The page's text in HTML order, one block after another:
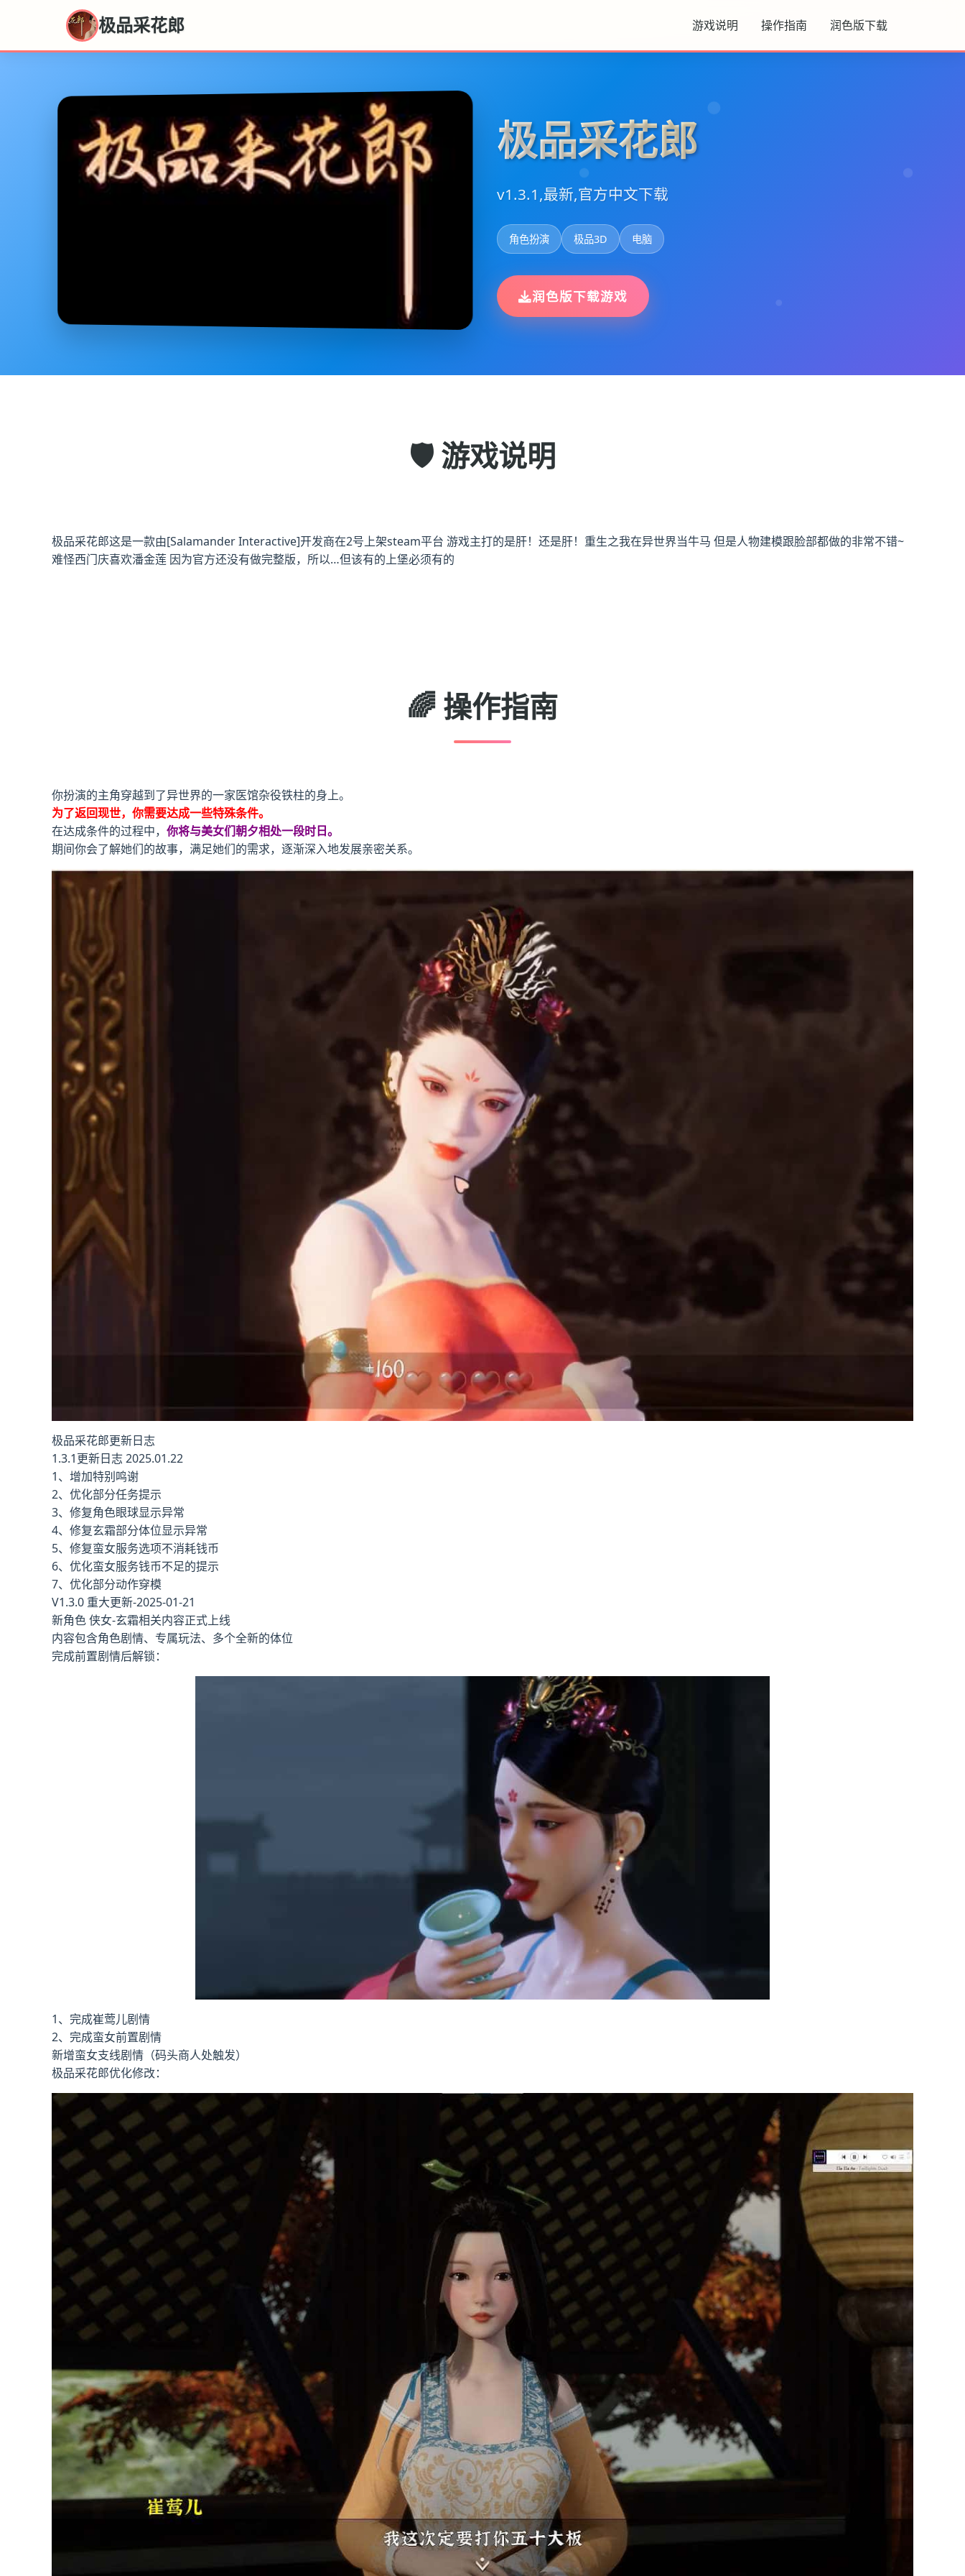
极品采花郎 游戏说明 操作指南 润色版下载
极品采花郎
v1.3.1,最新,官方中文下载
角色扮演 极品3D 电脑
润色版下载游戏
🛡️ 游戏说明
极品采花郎这是一款由[Salamander Interactive]开发商在2号上架steam平台 游戏主打的是肝！还是肝！重生之我在异世界当牛马 但是人物建模跟脸部都做的非常不错~
难怪西门庆喜欢潘金莲 因为官方还没有做完整版，所以…但该有的上堡必须有的
🌈 操作指南
你扮演的主角穿越到了异世界的一家医馆杂役铁柱的身上。
为了返回现世，你需要达成一些特殊条件。
在达成条件的过程中， 你将与美女们朝夕相处一段时日。
期间你会了解她们的故事，满足她们的需求，逐渐深入地发展亲密关系。
极品采花郎更新日志
1.3.1更新日志 2025.01.22
1、增加特别鸣谢
2、优化部分任务提示
3、修复角色眼球显示异常
4、修复玄霜部分体位显示异常
5、修复蛮女服务选项不消耗钱币
6、优化蛮女服务钱币不足的提示
7、优化部分动作穿模
V1.3.0 重大更新-2025-01-21
新角色 侠女-玄霜相关内容正式上线
内容包含角色剧情、专属玩法、多个全新的体位
完成前置剧情后解锁：
1、完成崔莺儿剧情
2、完成蛮女前置剧情
新增蛮女支线剧情（码头商人处触发）
极品采花郎优化修改：